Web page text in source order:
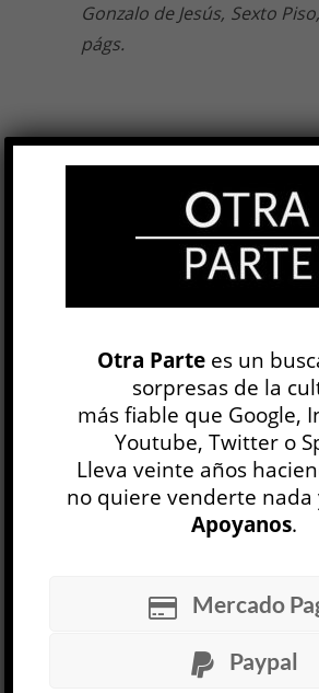
Gonzalo de Jesús, Sexto
págs.
Facebook 0 Twitter
0 Email 0
Telegram WhatsApp
ENFERMEDAD ESCRITURA
ESTADOS UNIDOS LITERATURA
Esta es tu pena
Renata Prati
TEORÍA Y ENSAYO
“Conozco el fondo, dice ella. Lo
raíz central: / es lo que te da
Otra Partees un
sorpresas de la
más fiable que Google,
Youtube, Twitter o
Lleva veinte años
no quiere venderte nada
Apoyanos.
Mercado
Paypal